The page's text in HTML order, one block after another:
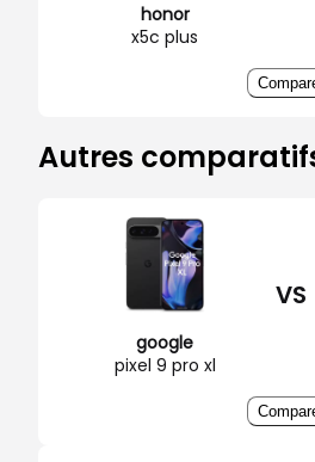
honor
x5c plus
Autres
google
pixel 9 pro xl
VS